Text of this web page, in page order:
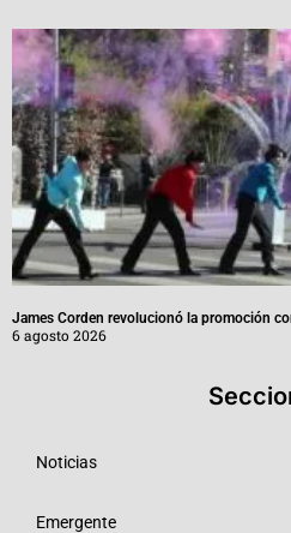
James Corden revolucionó la promoción
6 agosto 2026
Noticias
Emergente